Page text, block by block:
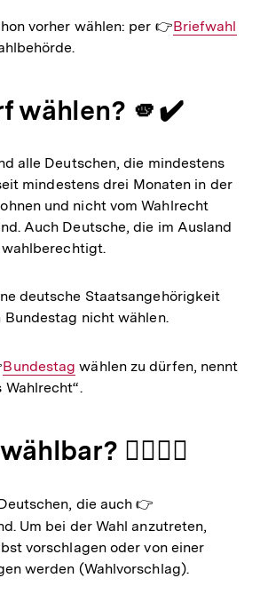
vorher wählen: per 👉Interner
Briefwahl
wählen? 🫵✔️
alle Deutschen, die mindestens
mindestens drei Monaten in der
und nicht vom Wahlrecht
Auch Deutsche, die im Ausland
deutsche Staatsangehörigkeit
Bundestag nicht wählen.
Interner
Link:
Bundestag wählen zu dürfen, nennt
Wahlrecht“.
🙋‍♂️🙋‍♀️
die auch 👉
Link:
Um bei der Wahl anzutreten,
vorschlagen oder von einer
werden (Wahlvorschlag).